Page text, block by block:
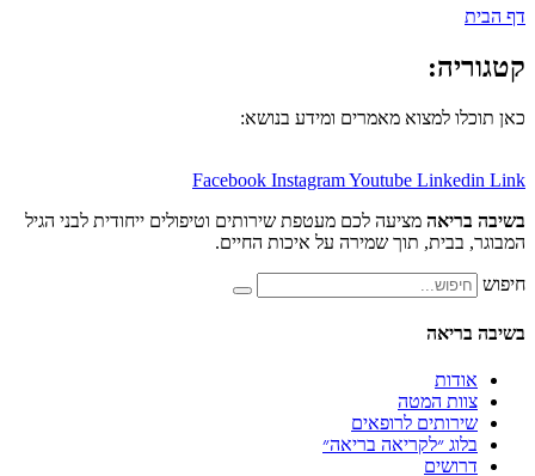
מאמרים ומידע בנושא:
Facebook InstagramYoutube
מציעה לכם מעטפת שירותים וטיפולים ייחודית לבני הגיל
תוך שמירה על איכות החיים.
המטה
לרופאים
״לקריאה בריאה״